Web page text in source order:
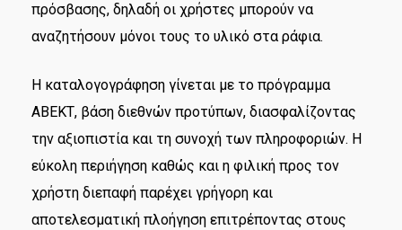
πρόσβασης, δηλαδή οι χρήστες μπορούν να
αναζητήσουν μόνοι τους το υλικό στα ράφια.
Η καταλογογράφηση γίνεται με το πρόγραμμα
ΑΒΕΚΤ, βάση διεθνών προτύπων, διασφαλίζοντας
την αξιοπιστία και τη συνοχή των πληροφοριών. Η
εύκολη περιήγηση καθώς και η φιλική προς τον
χρήστη διεπαφή παρέχει γρήγορη και
αποτελεσματική πλοήγηση επιτρέποντας στους